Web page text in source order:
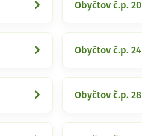
Obyčtov č.p. 20
Obyčtov č.p. 24
Obyčtov č.p. 28